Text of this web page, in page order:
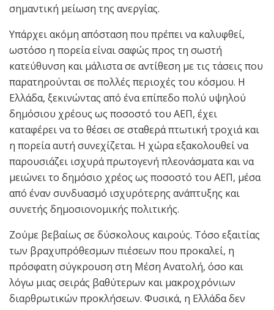
σημαντική μείωση της ανεργίας.
Υπάρχει ακόμη απόσταση που πρέπει να καλυφθεί,
ωστόσο η πορεία είναι σαφώς προς τη σωστή
κατεύθυνση και μάλιστα σε αντίθεση με τις τάσεις που
παρατηρούνται σε πολλές περιοχές του κόσμου. Η
Ελλάδα, ξεκινώντας από ένα επίπεδο πολύ υψηλού
δημόσιου χρέους ως ποσοστό του ΑΕΠ, έχει
καταφέρει να το θέσει σε σταθερά πτωτική τροχιά και
η πορεία αυτή συνεχίζεται. Η χώρα εξακολουθεί να
παρουσιάζει ισχυρά πρωτογενή πλεονάσματα και να
μειώνει το δημόσιο χρέος ως ποσοστό του ΑΕΠ, μέσα
από έναν συνδυασμό ισχυρότερης ανάπτυξης και
συνετής δημοσιονομικής πολιτικής.
Ζούμε βεβαίως σε δύσκολους καιρούς. Τόσο εξαιτίας
των βραχυπρόθεσμων πιέσεων που προκαλεί, η
πρόσφατη σύγκρουση στη Μέση Ανατολή, όσο και
λόγω μιας σειράς βαθύτερων και μακροχρόνιων
διαρθρωτικών προκλήσεων. Φυσικά, η Ελλάδα δεν